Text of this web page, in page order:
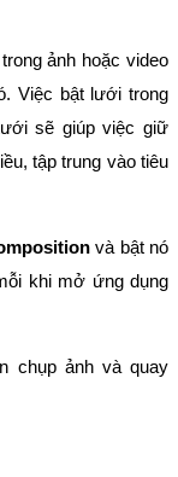
ảnh hoặc video
Việc bật lưới trong
sẽ giúp việc giữ
tập trung vào tiêu
và bật nó
khi mở ứng dụng